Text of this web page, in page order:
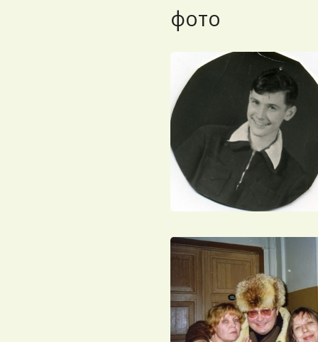
фото